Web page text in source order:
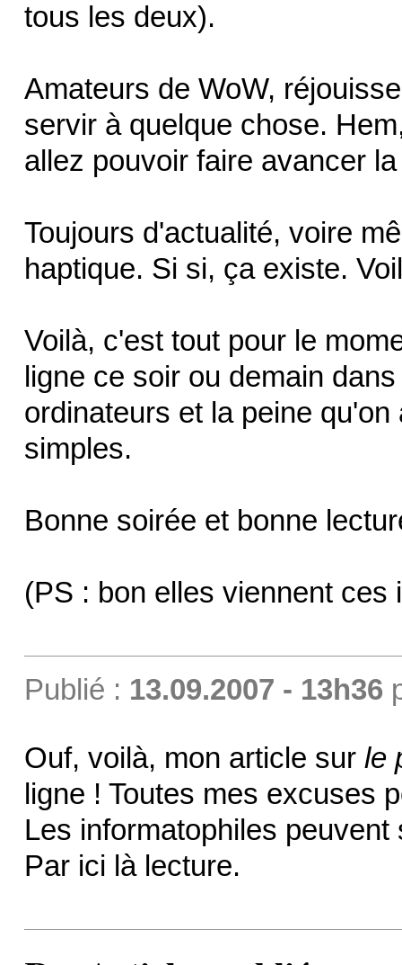
tous les deux).
Amateurs de WoW,
servir à quelque chose.
allez pouvoir faire avancer
Toujours d'actualité, voire
haptique. Si si, ça existe.
Voilà, c'est tout pour le
ligne ce soir ou demain
ordinateurs et la peine
simples.
Bonne soirée et bonne
(PS : bon elles viennent
Publié : 13.09.2007 - 13h36
Ouf, voilà, mon article sur le
ligne ! Toutes mes excuses
Les informatophiles
Par ici là lecture.